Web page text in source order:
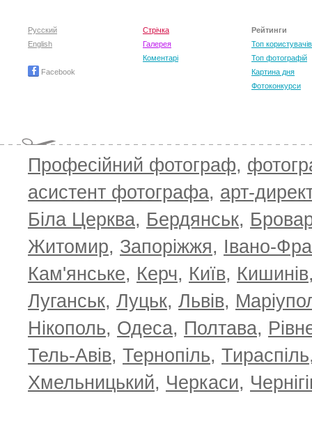
Русский
English
Facebook
Стрічка
Галерея
Коментарі
Рейтинги
Топ користувачів
Топ фотографій
Картина дня
Фотоконкурси
Професійний фотограф,
асистент фотографа, арт-
Біла Церква, Бердянськ,
Житомир, Запоріжжя, Івано-
Кам'янське, Керч, Київ, Кишинів
Луганськ, Луцьк, Львів,
Нікополь, Одеса, Полтава,
Тель-Авів, Тернопіль, Тираспіль
Хмельницький, Черкаси,